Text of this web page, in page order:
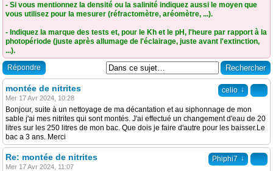
- Si vous mentionnez la densité ou la salinité indiquez aussi le moyen que
vous utilisez pour la mesurer (réfractomètre, aréomètre, ...).
- Indiquez la marque des tests et, pour le Kh et le pH, l'heure par rapport à la
photopériode (juste après allumage de l'éclairage, juste avant l'extinction,
...).
Répondre
celio ↓
montée de nitrites
Mer 17 Avr 2024, 10:28
Bonjour, suite à un nettoyage de ma décantation et au siphonnage de mon
sable j'ai mes nitrites qui sont montés. J'ai effectué un changement d'eau de 20
litres sur les 250 litres de mon bac. Que dois je faire d'autre pour les baisser.Le
bac a 3 ans. Merci
Phiphi7 ↓
Re: montée de nitrites
Mer 17 Avr 2024, 11:07